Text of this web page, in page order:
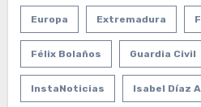
Europa Extremadura
Félix Bolaños Guardia Civil
InstaNoticias Isabel Díaz